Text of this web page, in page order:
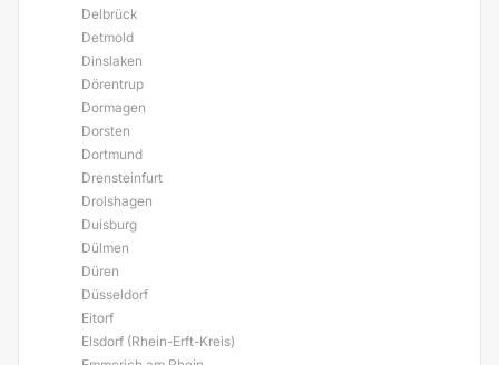
Delbrück
Detmold
Dinslaken
Dörentrup
Dormagen
Dorsten
Dortmund
Drensteinfurt
Drolshagen
Duisburg
Dülmen
Düren
Düsseldorf
Eitorf
Elsdorf (Rhein-Erft-Kreis)